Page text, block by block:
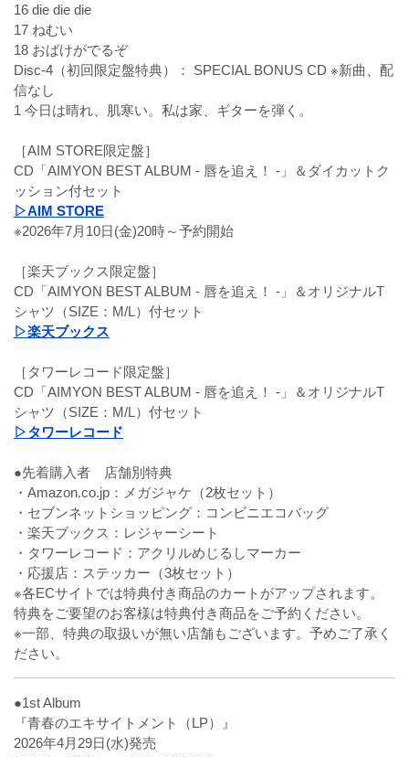
16 die die die
17 ねむい
18 おばけがでるぞ
Disc-4（初回限定盤特典）： SPECIAL BONUS CD ※新曲、配
信なし
1 今日は晴れ、肌寒い。私は家、ギターを弾く。
［AIM STORE限定盤］
CD「AIMYON BEST ALBUM - 唇を追え！ -」＆ダイカットク
ッション付セット
▷AIM STORE
※2026年7月10日(金)20時～予約開始
［楽天ブックス限定盤］
CD「AIMYON BEST ALBUM - 唇を追え！ -」＆オリジナルT
シャツ（SIZE：M/L）付セット
▷楽天ブックス
［タワーレコード限定盤］
CD「AIMYON BEST ALBUM - 唇を追え！ -」＆オリジナルT
シャツ（SIZE：M/L）付セット
▷タワーレコード
●先着購入者 店舗別特典
・Amazon.co.jp：メガジャケ（2枚セット）
・セブンネットショッピング：コンビニエコバッグ
・楽天ブックス：レジャーシート
・タワーレコード：アクリルめじるしマーカー
・応援店：ステッカー（3枚セット）
※各ECサイトでは特典付き商品のカートがアップされます。
特典をご要望のお客様は特典付き商品をご予約ください。
※一部、特典の取扱いが無い店舗もございます。予めご了承く
ださい。
●1st Album
『青春のエキサイトメント（LP）』
2026年4月29日(水)発売